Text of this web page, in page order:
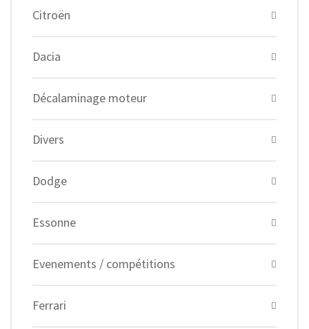
Citroën
Dacia
Décalaminage moteur
Divers
Dodge
Essonne
Evenements / compétitions
Ferrari